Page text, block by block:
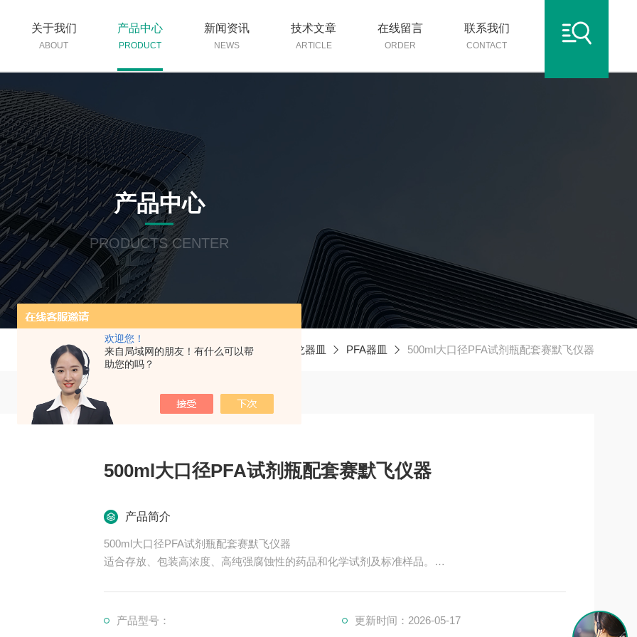
欢迎您！
来自局域网的朋友！有什么可以帮
助您的吗？
关于我们
ABOUT
产品中心
PRODUCT
新闻资讯
NEWS
技术文章
ARTICLE
在线留言
ORDER
联系我们
CONTACT
产品中心
PRODUCTS CENTER
当前位置：首页 产品中心 痕量分析特氟龙器皿 PFA器皿 500ml大口径PFA试剂瓶配套赛默飞仪器
500ml大口径PFA试剂瓶配套赛默飞仪器
产品简介
500ml大口径PFA试剂瓶配套赛默飞仪器
适合存放、包装高浓度、高纯强腐蚀性的药品和化学试剂及标准样品。
产品型号：
更新时间：2026-05-17